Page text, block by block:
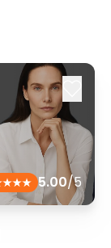
5.00/5